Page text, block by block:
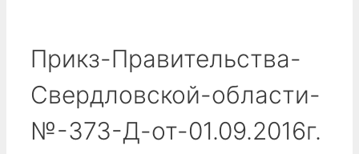
Прикз-Правительства-
Свердловской-области-
№-373-Д-от-01.09.2016г.